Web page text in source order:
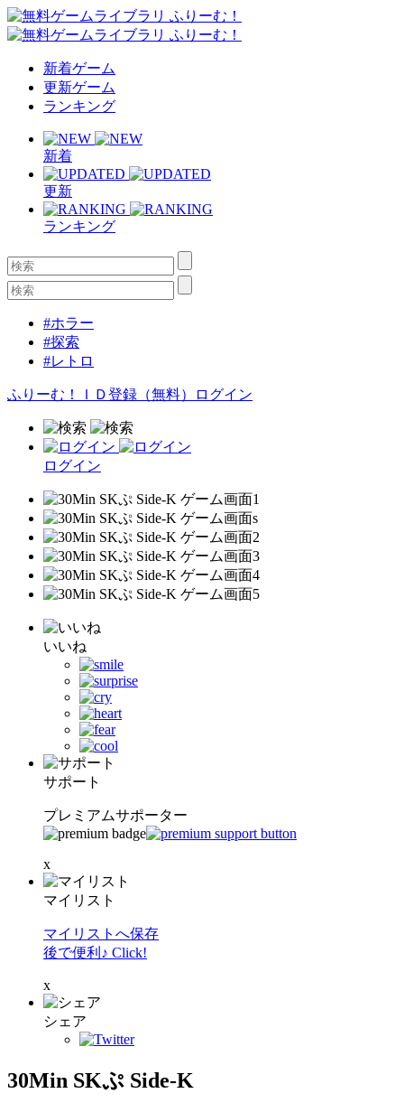
新着ゲーム
更新ゲーム
ランキング
新着
更新
ランキング
#ホラー
#探索
#レトロ
ふりーむ！ＩＤ登録（無料） ログイン
ログイン
いいね
サポート
プレミアムサポーター
x
マイリスト
マイリストへ保存
後で便利♪ Click!
x
シェア
30Min SKぷ Side-K